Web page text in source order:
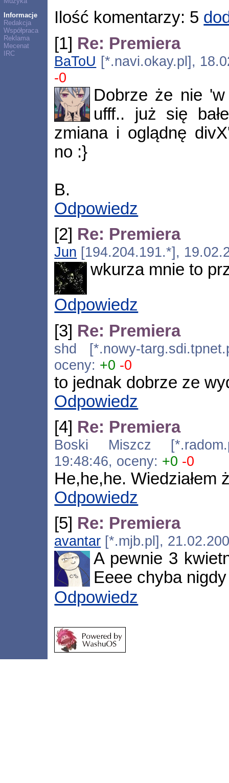
Informacje
Redakcja
Współpraca
Reklama
Mecenat
IRC
Ilość komentarzy: 5
[1] Re: Premiera
BaToU [*.navi.okay.pl],
-0
Dobrze że nie
ufff.. już się
zmiana i oglądnę
no :}
B.
Odpowiedz
[2] Re: Premiera
Jun [194.204.191.*],
wkurza mnie to
Odpowiedz
[3] Re: Premiera
shd [*.nowy-
oceny: +0 -0
to jednak dobrze ze
Odpowiedz
[4] Re: Premiera
Boski Miszcz
19:48:46, oceny: +0 -0
He,he,he. Wiedziałem
Odpowiedz
[5] Re: Premiera
avantar [*.mjb.pl],
A pewnie 3
Eeee chyba
Odpowiedz